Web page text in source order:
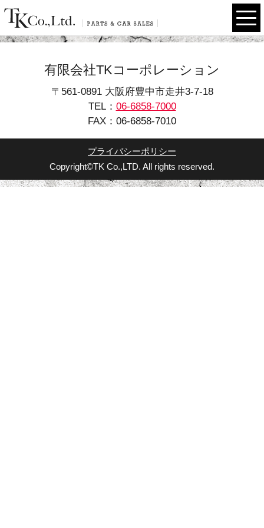
有限会社TKコーポレーション
〒561-0891 大阪府豊中市走井3-7-18
TEL： 06-6858-7000
FAX：06-6858-7010
プライバシーポリシー
Copyright©TK Co.,LTD. All rights reserved.